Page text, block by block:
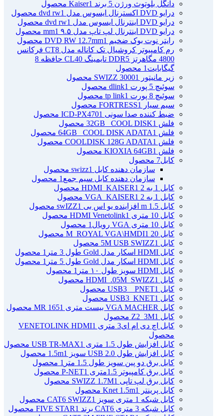
دانگل بلوتوث ورژن 5 برند Kaiser
1 محصول
درایو DVD اکسترنال ایسوس مدل dvd rw
1 محصول
درایو DVD اینترنال ایسوس مدل dvd rw
1 محصول
درایو DVD اینترنال لپ تاپ مدل ۹.۵ mm
1 محصول
رایتر نوت بوک ضخیم DVD RW 12.7mm 1 محصول
رم کامپیوتر کروشیال تک کاناله مدل CT8 فرکانس
4800 مگاهرتز DDR5 تایمینگ CL40 حافظه 8
گیگابایت 1 محصول
زیر مانیتور SWIZZ 3000
1 محصول
سوئیچ 5 پورت dlink
1 محصول
سوئیچ 8 پورت tp link
1 محصول
سیم سیار FORTRESS
1 محصول
ضبط کننده صدا سونی ICD-PX470 1 محصول
فلش 32GB _COOL DISK 1 محصول
فلش 64GB _COOL DISK ADATA 1 محصول
فلش COOLDISK 128G ADATA 1 محصول
فلش KIOXIA 64GB 1 محصول
کابل7 محصول
سازمان دهنده کابل swizz 1 محصول
سازمان دهنده کابل سیم جمع 1 محصول
کابل 1 به 2 HDMI_KAISER
1 محصول
کابل 1 به 2 VGA_KAISER
1 محصول
کابل 1.5 m افزاینده یو اس بی swIZZ
1 محصول
کابل 10 متری HDMI Venetolink
1 محصول
کابل 10 متری VGA رویال
1 محصول
کابل 20 M_ROYAL VGA\HMDI
1 محصول
کابل 5M USB SWIZZ 1 محصول
کابل HDMI اسکار مدل Gold طول 3 متر
1 محصول
کابل HDMI اسکار مدل Gold طول 5 متر
1 محصول
کابل HDMI سویز طول ۱۰ متر
1 محصول
کابل HDMI_.05M_SWIZZ 1 محصول
کابل USB3 _ PNET 1 محصول
کابل USB3_KNET 1 محصول
کابل VGA MACHER بیست متری MR 165
1 محصول
کابل Z2_3M 1 محصول
کابل اچ دی ام ای3 متری VENETOLINK HDMI
1
محصول
کابل افزایش طول 1.5 متری USB TR-MAX
1 محصول
کابل افزایش طول USB 2.0 سویز 1.5m
1 محصول
کابل برق دو پین سویز طول 1.5 متر
1 محصول
کابل برق کامپیوتر 1.5ﻣﺘﺮی P-NET
1 محصول
کابل برق لپ تاپی SWIZZ 1.7M 1 محصول
کابل پرینتر Knet 1.5m
1 محصول
کابل شبکه 1 متری سویز CAT6 SWIZZ
1 محصول
کابل شبکه 3 متری CAT6 برند FIVE STAR
1 محصول